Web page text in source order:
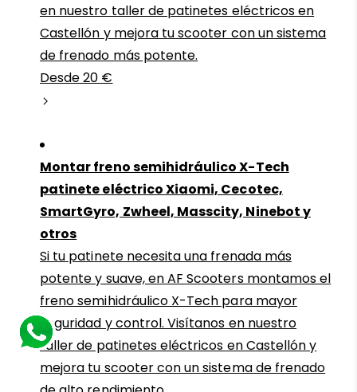
en nuestro taller de patinetes eléctricos en
Castellón y mejora tu scooter con un sistema
de frenado más potente.
Desde 20 €
Montar freno semihidráulico X-Tech
patinete eléctrico Xiaomi, Cecotec,
SmartGyro, Zwheel, Masscity, Ninebot y
otros
Si tu patinete necesita una frenada más
potente y suave, en AF Scooters montamos el
freno semihidráulico X-Tech para mayor
seguridad y control. Visítanos en nuestro
taller de patinetes eléctricos en Castellón y
mejora tu scooter con un sistema de frenado